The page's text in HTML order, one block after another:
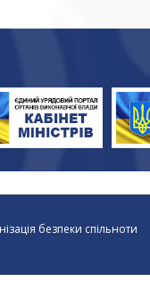
безпеки спільноти